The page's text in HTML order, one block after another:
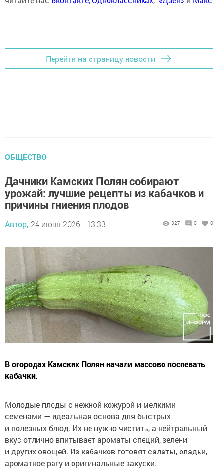
Перейти на страницу новости
ОБЩЕСТВО
Дачники Камских Полян собирают
урожай: лучшие рецепты из кабачков и
причины гниения плодов
Автор, 24 июня 2026 - 13:33 327 0 0
В огородах Камских Полян начали массово поспевать
кабачки.
Молодые плоды с нежной кожурой и мелкими
семенами — идеальная основа для быстрых
и полезных блюд. Их не нужно чистить, а нейтральный
вкус отлично впитывает ароматы специй, зелени
и других овощей. Из кабачков готовят салаты, оладьи,
ароматное рагу и оригинальные закуски.